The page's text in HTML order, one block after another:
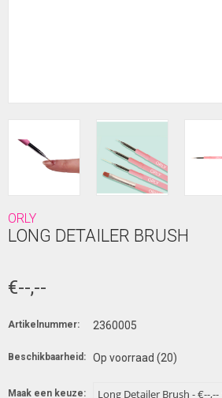
ORLY
LONG DETAILER BRUSH
€--,--
Artikelnummer: 2360005
Beschikbaarheid: Op voorraad (20)
Maak een keuze: